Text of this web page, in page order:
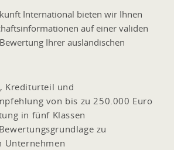
International bieten wir Ihnen
auf einer validen
Ihrer ausländischen
Krediturteil und
von bis zu 250.000 Euro
in fünf Klassen
zu
Unternehmen